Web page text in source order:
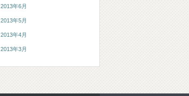
2013年6月
2013年5月
2013年4月
2013年3月